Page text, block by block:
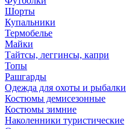
Шорты
Купальники
Термобелье
Майки
Тайтсы, леггинсы, капри
Топы
Рашгарды
Одежда для охоты и рыбалки
Костюмы демисезонные
Костюмы зимние
Наколенники туристические